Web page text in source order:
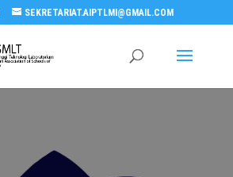
SEKRETARIAT.AIPTLMI@GMAIL.COM